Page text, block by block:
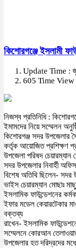
কিশোরগঞ্জে ইসলামী
Update Time :
605 Time View
নিজস্ব প্রতিনিধি :
ইমামদের নিয়ে সম্মেলন
কিশোরগঞ্জ সদর উপজেলার
কর্তৃক আয়োজিত প্রশিক্ষণ
উপজেলা পরিষদ
সদর উপজেলার নিবার্হী
বিশেষ অতিথি ছিলেন- সদর
ভাইস চেয়ারম্যান মোছাঃ
ইসলামিক ফাউন্ডেশনের
ইফার মডেল কেয়ারটেকার
বক্তব্য
রাখেন- ইসলামিক
সম্মেলনে কোরআন
উপজেলার হত দরিদ্রদের